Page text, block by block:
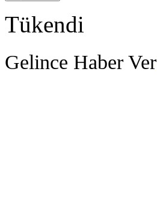
Tükendi
Gelince Haber Ver